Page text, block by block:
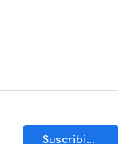
Suscribirse